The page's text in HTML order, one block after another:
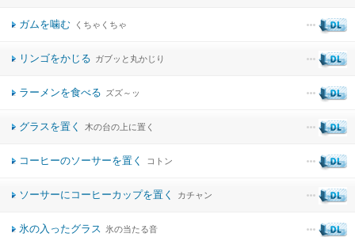
ガムを噛む くちゃくちゃ
リンゴをかじる ガブッと丸かじり
ラーメンを食べる ズズ～ッ
グラスを置く 木の台の上に置く
コーヒーのソーサーを置く コトン
ソーサーにコーヒーカップを置く カチャン
氷の入ったグラス 氷の当たる音